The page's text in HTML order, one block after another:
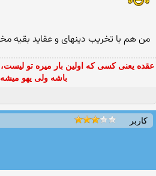
من هم با تخریب دینهای و عقاید بقیه
عقده یعنی کسی که اولین بار میره تو
باشه ولی یهو میشه
کاربر